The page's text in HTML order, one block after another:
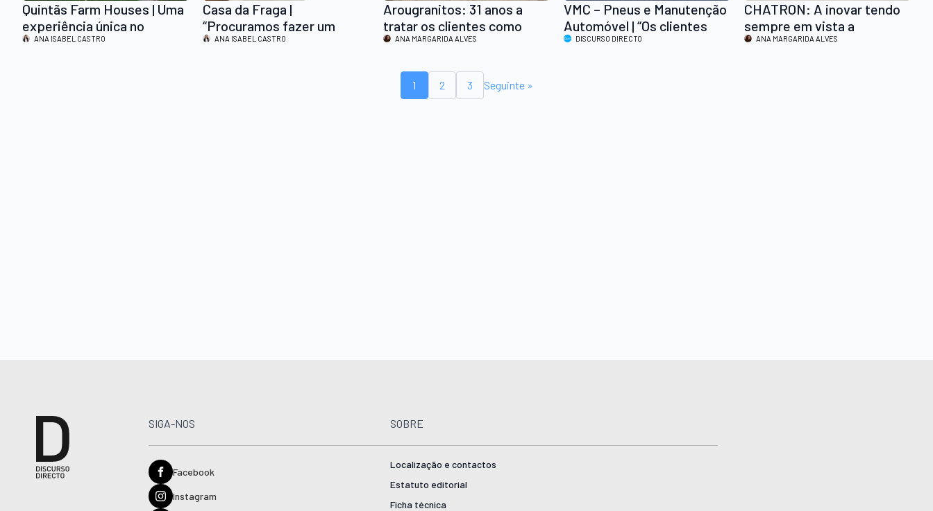
Quintãs Farm Houses | Uma
experiência única no
paraíso da Família Ferreira
ANA ISABEL CASTRO
Casa da Fraga |
“Procuramos fazer um
vinho de excelência”
ANA ISABEL CASTRO
Arougranitos: 31 anos a
tratar os clientes como
amigos
ANA MARGARIDA ALVES
VMC – Pneus e Manutenção
Automóvel | “Os clientes
que escolhem a nossa casa
DISCURSO DIRECTO
CHATRON: A inovar tendo
sempre em vista a
sustentabilidade
ANA MARGARIDA ALVES
1 2 3 Seguinte »
SIGA-NOS
Facebook
Instagram
SOBRE
Localização e contactos
Estatuto editorial
Ficha técnica